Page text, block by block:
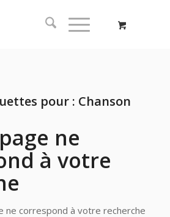
pour : Chanson
ne
à votre
ne correspond à votre recherche